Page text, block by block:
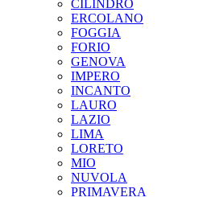
CILINDRO
ERCOLANO
FOGGIA
FORIO
GENOVA
IMPERO
INCANTO
LAURO
LAZIO
LIMA
LORETO
MIO
NUVOLA
PRIMAVERA